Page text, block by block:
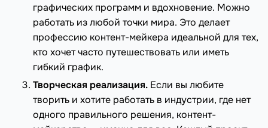
графических программ и вдохновение. Можно
работать из любой точки мира. Это делает
профессию контент-мейкера идеальной для тех,
кто хочет часто путешествовать или иметь
гибкий график.
Творческая реализация. Если вы любите
творить и хотите работать в индустрии, где нет
одного правильного решения, контент-